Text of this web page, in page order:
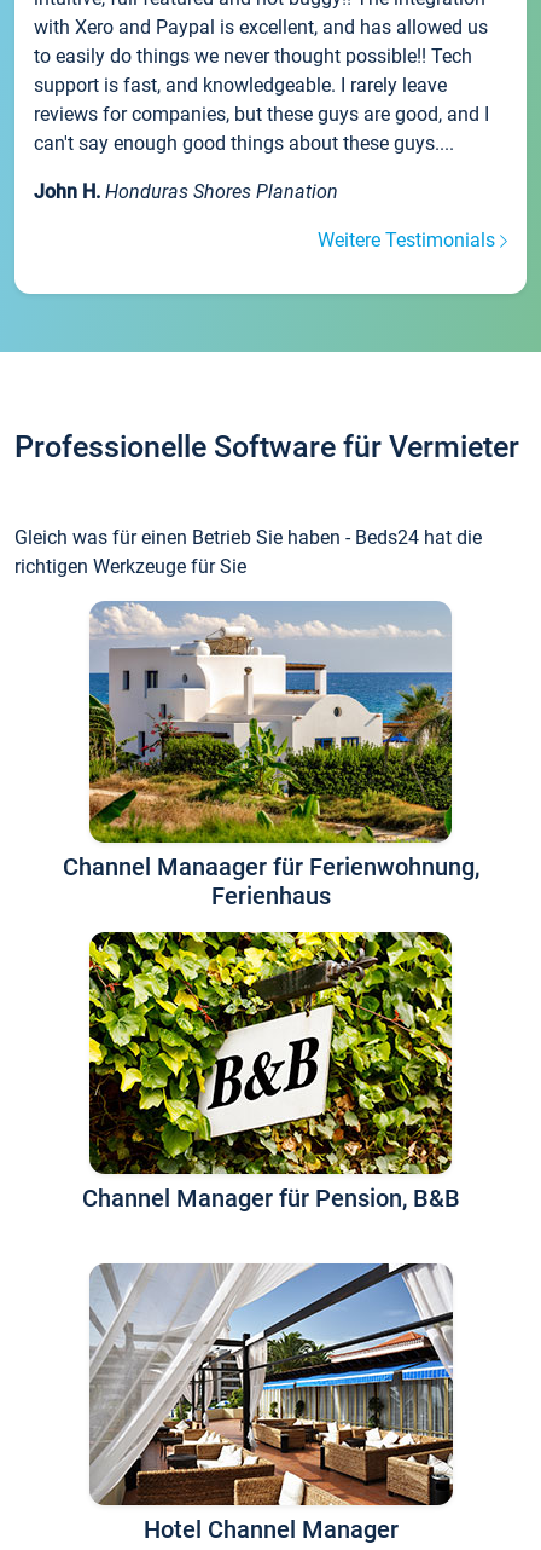
with Xero and Paypal is excellent, and has allowed us
to easily do things we never thought possible!! Tech
support is fast, and knowledgeable. I rarely leave
reviews for companies, but these guys are good, and I
can't say enough good things about these guys....
John H. Honduras Shores Planation
Weitere Testimonials
Professionelle Software für Vermieter
Gleich was für einen Betrieb Sie haben - Beds24 hat die
richtigen Werkzeuge für Sie
Channel Manaager für Ferienwohnung,
Ferienhaus
Channel Manager für Pension, B&B
Hotel Channel Manager